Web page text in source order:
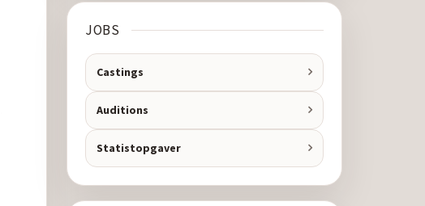
JOBS
Castings
Auditions
Statistopgaver